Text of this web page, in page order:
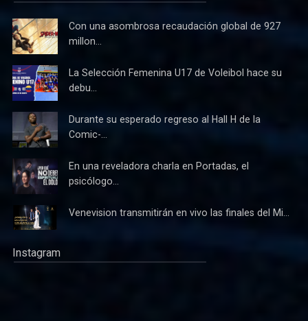
Con una asombrosa recaudación global de 927
millon...
La Selección Femenina U17 de Voleibol hace su
debu...
Durante su esperado regreso al Hall H de la
Comic-...
En una reveladora charla en Portadas, el
psicólogo...
Venevision transmitirán en vivo las finales del Mi...
Instagram